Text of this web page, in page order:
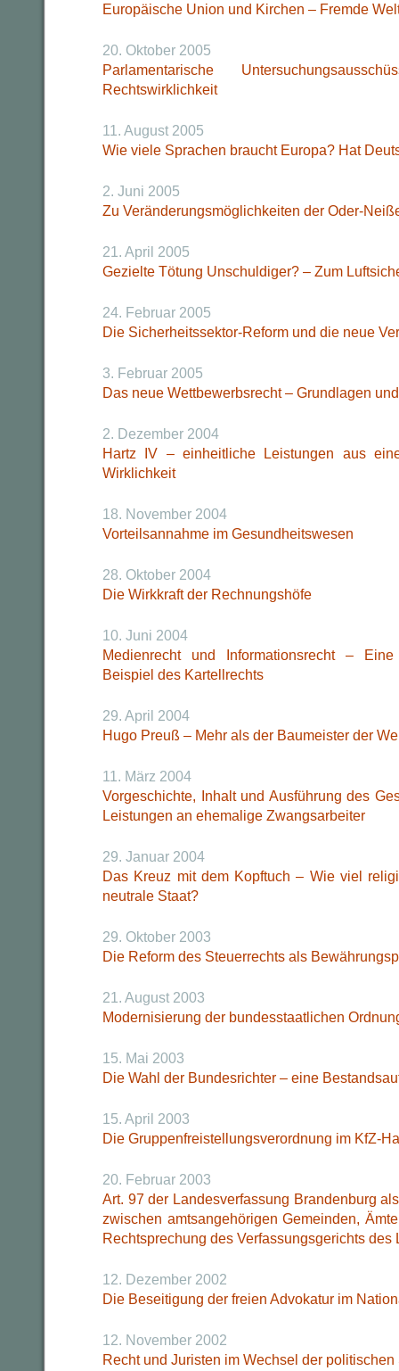
Europäische Union und Kirchen – Fremde
20. Oktober 2005
Parlamentarische
Rechtswirklichkeit
11. August 2005
Wie viele Sprachen braucht Europa? Hat
2. Juni 2005
Zu Veränderungsmöglichkeiten der Oder-
21. April 2005
Gezielte Tötung Unschuldiger? – Zum
24. Februar 2005
Die Sicherheitssektor-Reform und die neue
3. Februar 2005
Das neue Wettbewerbsrecht – Grundlagen
2. Dezember 2004
Hartz IV – einheitliche Leistungen aus
Wirklichkeit
18. November 2004
Vorteilsannahme im Gesundheitswesen
28. Oktober 2004
Die Wirkkraft der Rechnungshöfe
10. Juni 2004
Medienrecht und Informationsrecht – Eine
Beispiel des Kartellrechts
29. April 2004
Hugo Preuß – Mehr als der Baumeister der
11. März 2004
Vorgeschichte, Inhalt und Ausführung des
Leistungen an ehemalige Zwangsarbeiter
29. Januar 2004
Das Kreuz mit dem Kopftuch – Wie viel
neutrale Staat?
29. Oktober 2003
Die Reform des Steuerrechts als
21. August 2003
Modernisierung der bundesstaatlichen
15. Mai 2003
Die Wahl der Bundesrichter – eine
15. April 2003
Die Gruppenfreistellungsverordnung im KfZ-
20. Februar 2003
Art. 97 der Landesverfassung Brandenburg
zwischen amtsangehörigen Gemeinden,
Rechtsprechung des Verfassungsgerichts des
12. Dezember 2002
Die Beseitigung der freien Advokatur im
12. November 2002
Recht und Juristen im Wechsel der